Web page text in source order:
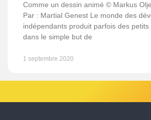
Comme un dessin animé © Markus
Par : Martial Genest Le monde des
indépendants produit parfois des
dans le simple but de
1 septembre 2020